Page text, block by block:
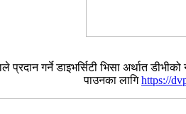
प्रदान गर्ने डाइभर्सिटी भिसा अर्थात
पाउनका लागिhttps://